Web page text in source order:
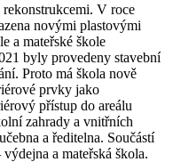
V roce
novými plastovými
a mateřské škole
byly provedeny stavební
Proto má škola nově
prvky jako
přístup do areálu
zahrady a vnitřních
a ředitelna. Součástí
a mateřská škola.